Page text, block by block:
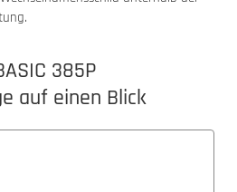
385P
auf einen Blick